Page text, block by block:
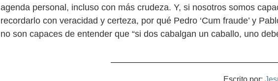
agenda personal, incluso con más crudeza. Y, si nosotros somos
recordarlo con veracidad y certeza, por qué Pedro ‘Cum fraude’ y
no son capaces de entender que “si dos cabalgan un caballo, uno